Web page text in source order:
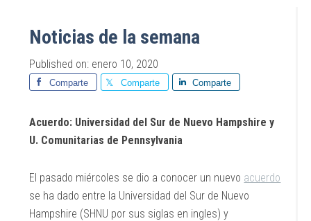
Noticias de la semana
Published on: enero 10, 2020
Comparte Comparte Comparte
Acuerdo: Universidad del Sur de Nuevo Hampshire y
U. Comunitarias de Pennsylvania
El pasado miércoles se dio a conocer un nuevo acuerdo
se ha dado entre la Universidad del Sur de Nuevo
Hampshire (SHNU por sus siglas en ingles) y